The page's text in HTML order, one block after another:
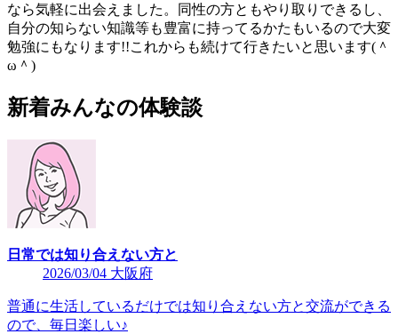
なら気軽に出会えました。同性の方ともやり取りできるし、
自分の知らない知識等も豊富に持ってるかたもいるので大変
勉強にもなります!!これからも続けて行きたいと思います(＾
ω＾)
新着みんなの体験談
日常では知り合えない方と
2026/03/04 大阪府
普通に生活しているだけでは知り合えない方と交流ができる
ので、毎日楽しい♪